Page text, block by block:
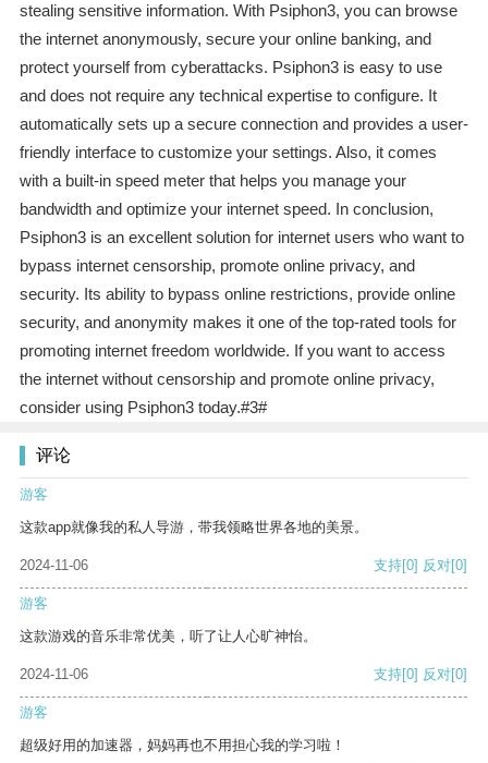
stealing sensitive information. With Psiphon3, you can browse
the internet anonymously, secure your online banking, and
protect yourself from cyberattacks. Psiphon3 is easy to use
and does not require any technical expertise to configure. It
automatically sets up a secure connection and provides a user-
friendly interface to customize your settings. Also, it comes
with a built-in speed meter that helps you manage your
bandwidth and optimize your internet speed. In conclusion,
Psiphon3 is an excellent solution for internet users who want to
bypass internet censorship, promote online privacy, and
security. Its ability to bypass online restrictions, provide online
security, and anonymity makes it one of the top-rated tools for
promoting internet freedom worldwide. If you want to access
the internet without censorship and promote online privacy,
consider using Psiphon3 today.#3#
评论
游客
这款app就像我的私人导游，带我领略世界各地的美景。
2024-11-06 支持[0] 反对[0]
游客
这款游戏的音乐非常优美，听了让人心旷神怡。
2024-11-06 支持[0] 反对[0]
游客
超级好用的加速器，妈妈再也不用担心我的学习啦！